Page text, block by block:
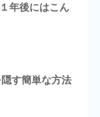
年後にはこん
す簡単な方法